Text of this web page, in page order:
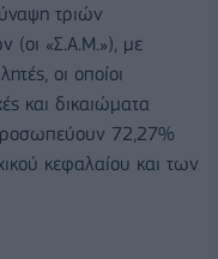
τριών
(οι «Σ.Α.Μ.»), με
οι οποίοι
και δικαιώματα
72,27%
κεφαλαίου και των